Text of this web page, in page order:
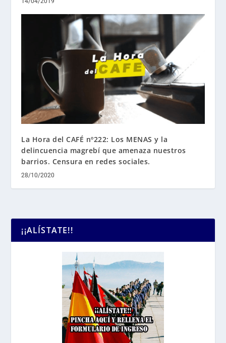
La Hora del CAFÉ nº222: Los MENAS y la
delincuencia magrebí que amenaza nuestros
barrios. Censura en redes sociales.
28/10/2020
¡¡ALÍSTATE!!